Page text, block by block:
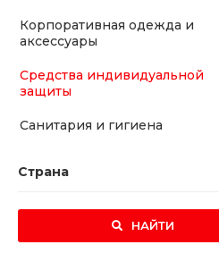
Корпоративная одежда и
аксессуары
Средства индивидуальной
защиты
Санитария и гигиена
Страна
НАЙТИ